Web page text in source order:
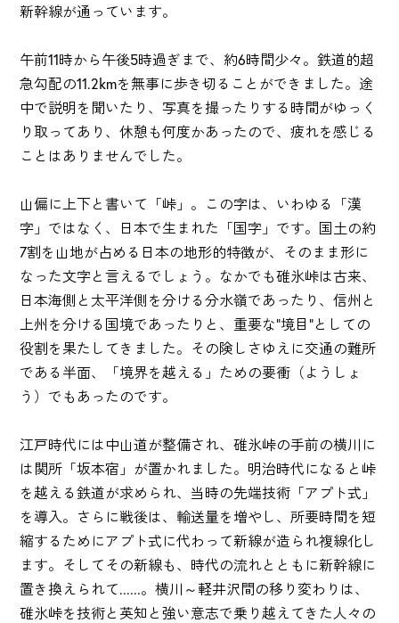
新幹線が通っています。
午前11時から午後5時過ぎまで、約6時間少々。鉄道的超
急勾配の11.2kmを無事に歩き切ることができました。途
中で説明を聞いたり、写真を撮ったりする時間がゆっく
り取ってあり、休憩も何度かあったので、疲れを感じる
ことはありませんでした。
山偏に上下と書いて「峠」。この字は、いわゆる「漢
字」ではなく、日本で生まれた「国字」です。国土の約
7割を山地が占める日本の地形的特徴が、そのまま形に
なった文字と言えるでしょう。なかでも碓氷峠は古来、
日本海側と太平洋側を分ける分水嶺であったり、信州と
上州を分ける国境であったりと、重要な"境目"としての
役割を果たしてきました。その険しさゆえに交通の難所
である半面、「境界を越える」ための要衝（ようしょ
う）でもあったのです。
江戸時代には中山道が整備され、碓氷峠の手前の横川に
は関所「坂本宿」が置かれました。明治時代になると峠
を越える鉄道が求められ、当時の先端技術「アプト式」
を導入。さらに戦後は、輸送量を増やし、所要時間を短
縮するためにアプト式に代わって新線が造られ複線化し
ます。そしてその新線も、時代の流れとともに新幹線に
置き換えられて......。横川～軽井沢間の移り変わりは、
碓氷峠を技術と英知と強い意志で乗り越えてきた人々の